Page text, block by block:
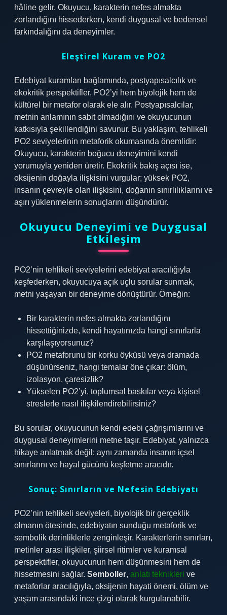
hâline gelir. Okuyucu, karakterin nefes almakta
zorlandığını hissederken, kendi duygusal ve bedensel
farkındalığını da deneyimler.
Eleştirel Kuram ve PO2
Edebiyat kuramları bağlamında, postyapısalcılık ve
ekokritik perspektifler, PO2’yi hem biyolojik hem de
kültürel bir metafor olarak ele alır. Postyapısalcılar,
metnin anlamının sabit olmadığını ve okuyucunun
katkısıyla şekillendiğini savunur. Bu yaklaşım, tehlikeli
PO2 seviyelerinin metaforik okumasında önemlidir:
Okuyucu, karakterin boğucu deneyimini kendi
yorumuyla yeniden üretir. Ekokritik bakış açısı ise,
oksijenin doğayla ilişkisini vurgular; yüksek PO2,
insanın çevreyle olan ilişkisini, doğanın sınırlılıklarını ve
aşırı yüklenmelerin sonuçlarını düşündürür.
Okuyucu Deneyimi ve Duygusal
Etkileşim
PO2’nin tehlikeli seviyelerini edebiyat aracılığıyla
keşfederken, okuyucuya açık uçlu sorular sunmak,
metni yaşayan bir deneyime dönüştürür. Örneğin:
Bir karakterin nefes almakta zorlandığını
hissettiğinizde, kendi hayatınızda hangi sınırlarla
karşılaşıyorsunuz?
PO2 metaforunu bir korku öyküsü veya dramada
düşünürseniz, hangi temalar öne çıkar: ölüm,
izolasyon, çaresizlik?
Yükselen PO2’yi, toplumsal baskılar veya kişisel
streslerle nasıl ilişkilendirebilirsiniz?
Bu sorular, okuyucunun kendi edebi çağrışımlarını ve
duygusal deneyimlerini metne taşır. Edebiyat, yalnızca
hikaye anlatmak değil; aynı zamanda insanın içsel
sınırlarını ve hayal gücünü keşfetme aracıdır.
Sonuç: Sınırların ve Nefesin Edebiyatı
PO2’nin tehlikeli seviyeleri, biyolojik bir gerçeklik
olmanın ötesinde, edebiyatın sunduğu metaforik ve
sembolik derinliklerle zenginleşir. Karakterlerin sınırları,
metinler arası ilişkiler, şiirsel ritimler ve kuramsal
perspektifler, okuyucunun hem düşünmesini hem de
hissetmesini sağlar. Semboller, anlatı teknikleri ve
metaforlar aracılığıyla, oksijenin hayati önemi, ölüm ve
yaşam arasındaki ince çizgi olarak kurgulanabilir.